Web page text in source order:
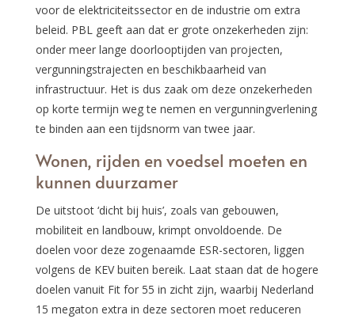
voor de elektriciteitssector en de industrie om extra
beleid. PBL geeft aan dat er grote onzekerheden zijn:
onder meer lange doorlooptijden van projecten,
vergunningstrajecten en beschikbaarheid van
infrastructuur. Het is dus zaak om deze onzekerheden
op korte termijn weg te nemen en vergunningverlening
te binden aan een tijdsnorm van twee jaar.
Wonen, rijden en voedsel moeten en
kunnen duurzamer
De uitstoot ‘dicht bij huis’, zoals van gebouwen,
mobiliteit en landbouw, krimpt onvoldoende. De
doelen voor deze zogenaamde ESR-sectoren, liggen
volgens de KEV buiten bereik. Laat staan dat de hogere
doelen vanuit Fit for 55 in zicht zijn, waarbij Nederland
15 megaton extra in deze sectoren moet reduceren